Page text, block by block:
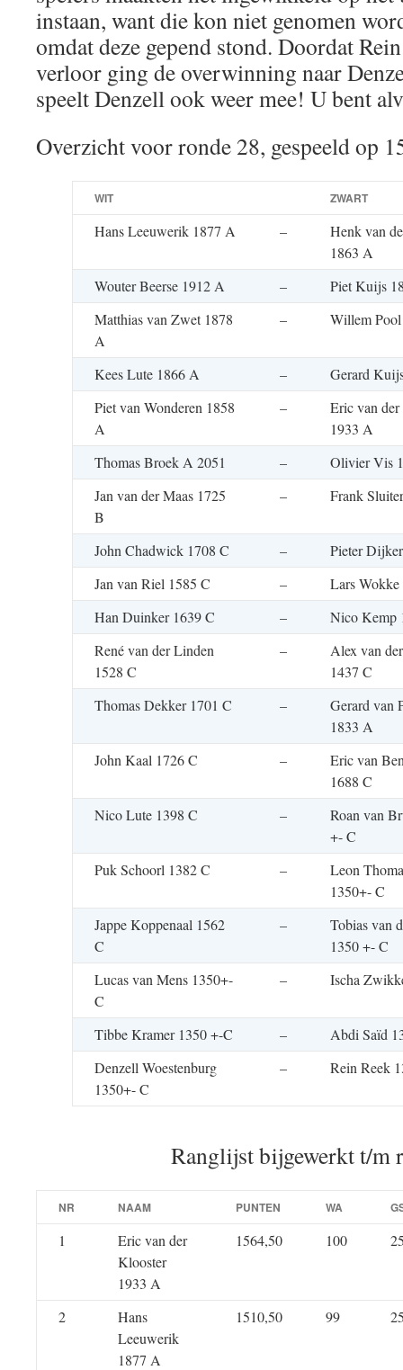
instaan, want die kon niet genomen
omdat deze gepend stond. Doordat
verloor ging de overwinning naar
speelt Denzell ook weer mee! U bent
Overzicht voor ronde 28, gespeeld op
WIT ZWART
Hans Leeuwerik 1877 A –
Henk van
1863 A
Wouter Beerse 1912 A
–
Piet Kuijs
Matthias van Zwet 1878
A
– Willem
Kees Lute 1866 A –
Gerard
Piet van Wonderen 1858
A
–
Eric van
1933 A
Thomas Broek A 2051
–
Olivier Vis
Jan van der Maas 1725
B
– Frank
John Chadwick 1708 C –
Pieter
Jan van Riel 1585 C
–
Lars
Han Duinker 1639 C
–
Nico Kemp
René van der Linden
1528 C
–
Alex van
1437 C
Thomas Dekker 1701 C
–
Gerard van
1833 A
John Kaal 1726 C
–
Eric van
1688 C
Nico Lute 1398 C
–
Roan van
+- C
Puk Schoorl 1382 C
–
Leon
1350+- C
Jappe Koppenaal 1562
C
–
Tobias van
1350 +- C
Lucas van Mens 1350+-
C
– Ischa
Tibbe Kramer 1350 +-C –
Abdi Saïd
Denzell Woestenburg
1350+- C
– Rein Reek
Ranglijst bijgewerkt t/m
NR NAAM PUNTEN WA
1
Eric van der
Klooster
1933 A
1564,50 100
2
Hans
Leeuwerik
1877 A
1510,50 99